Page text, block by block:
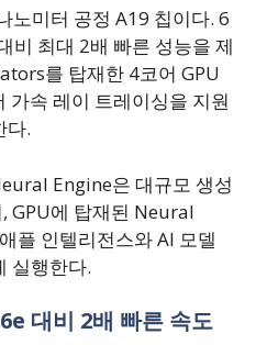
노미터 공정 A19 칩이다. 6
비 최대 2배 빠른 성능을 제
를 탑재한 4코어 GPU
가속 레이 트레이싱을 지원
다.
Engine은 대규모 생성
GPU에 탑재된 Neural
플 인텔리전스와 AI 모델
실행한다.
대비 2배 빠른 속도